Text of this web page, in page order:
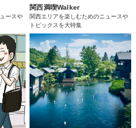
ースや
関西満喫Walker
関西エリアを楽しむためのニュースや
トピックスを大特集